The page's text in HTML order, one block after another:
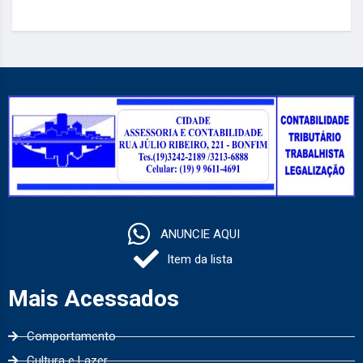
ANUNCIE AQUI
Item da lista
Mais Acessados
Comportamento